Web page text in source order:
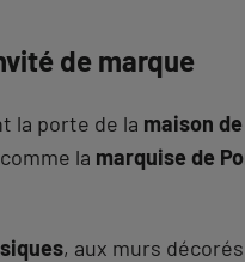
de marque
la porte de la maison
la marquise de
, aux murs